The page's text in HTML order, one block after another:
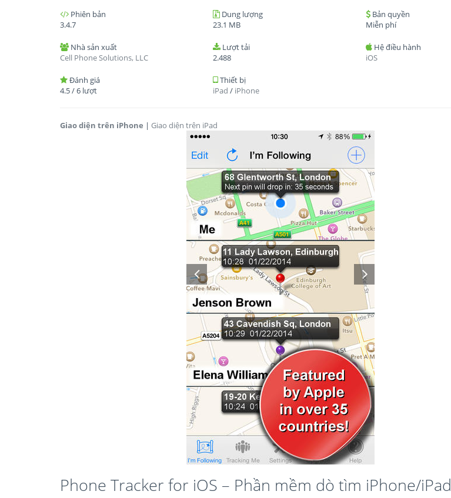
Phiên bản
3.4.7
Dung lượng
23.1 MB
Bản quyền
Miễn phí
Nhà sản xuất
Cell Phone Solutions, LLC
Lượt tải
2.488
Hệ điều hành
iOS
Đánh giá
4.5/6 lượt
Thiết bị
iPad / iPhone
Giao diện trên iPhone | Giao diện trên iPad
Phone Tracker for iOS – Phần mềm dò tìm iPhone/iPad